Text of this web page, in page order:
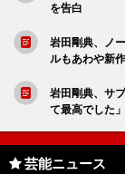
を告白
岩田剛典、ノ
ルもあわや新
岩田剛典、サ
て最高でした」
芸能ニュース